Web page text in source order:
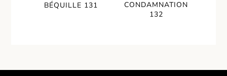
BÉQUILLE 131
CONDAMNATION
132